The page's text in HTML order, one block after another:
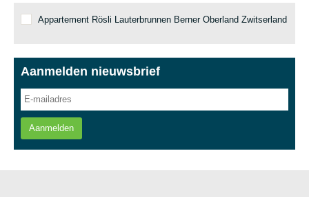
Appartement Rösli Lauterbrunnen Berner Oberland Zwitserland
Aanmelden nieuwsbrief
Aanmelden